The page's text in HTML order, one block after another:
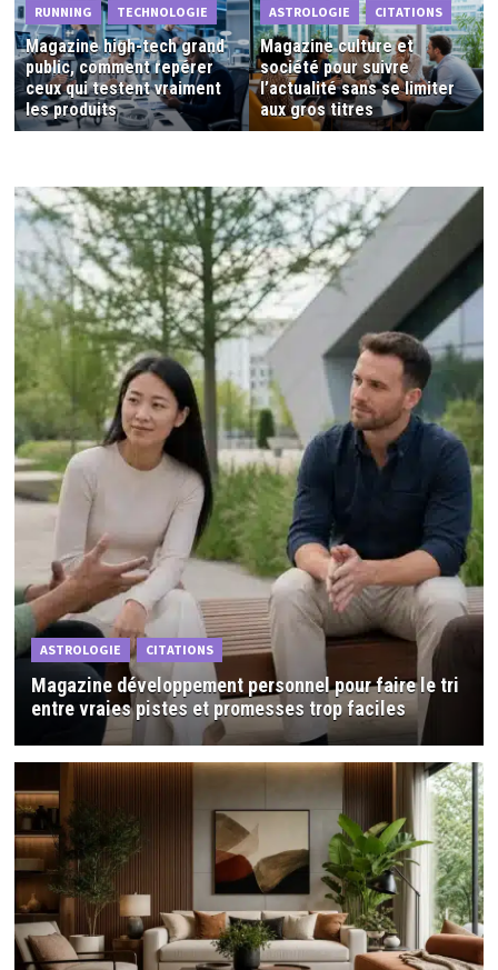
RUNNING TECHNOLOGIE
Magazine high-tech grand
public, comment repérer
ceux qui testent vraiment
les produits
ASTROLOGIE CITATIONS
Magazine culture et
société pour suivre
l’actualité sans se limiter
aux gros titres
ASTROLOGIE CITATIONS
Magazine développement personnel pour faire le tri
entre vraies pistes et promesses trop faciles